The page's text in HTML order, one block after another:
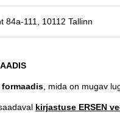
84a-111, 10112 Tallinn
formaadis , mida on mugav
kirjastuse ERSEN